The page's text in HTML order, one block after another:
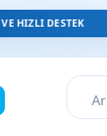
DESTEK